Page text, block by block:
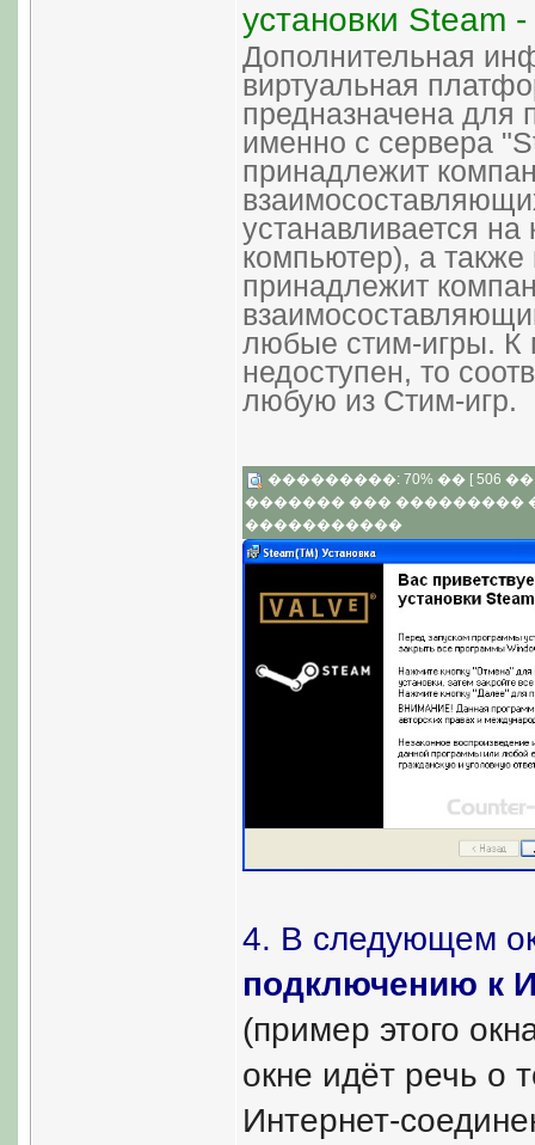
установки Steam
Дополнительная
виртуальная
предназначена для
именно с сервера
принадлежит
устанавливается
компьютер), а
принадлежит
любые стим-игры. К
недоступен, то
любую из Стим-игр.
���������: 70% �� [ 506 ��
������� ��� ���������
�����������
4. В следующем
подключению к
(пример этого
окне идёт речь о
Интернет-